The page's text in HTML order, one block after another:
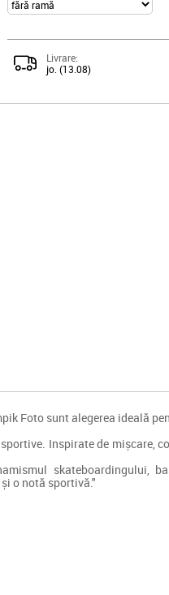
Livrare:
jo. (13.08)
Foto sunt alegerea ideală
Inspirate de mișcare,
skateboardingului,
o notă sportivă."